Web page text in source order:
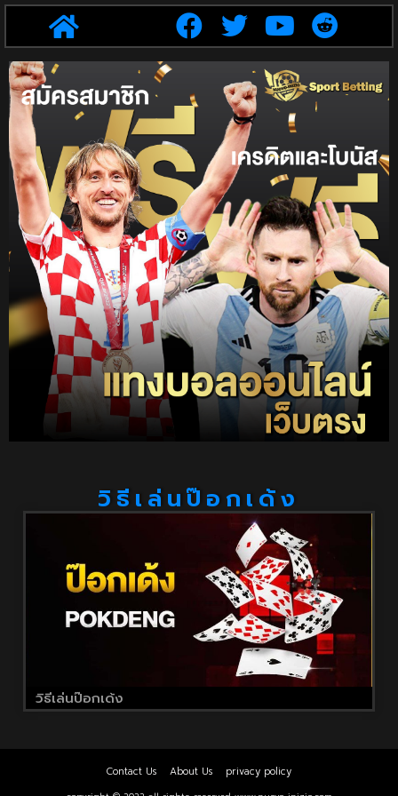
วิธีเล่นป๊อกเด้ง
วิธีเล่นป๊อกเด้ง
Contact Us About Us privacy policy